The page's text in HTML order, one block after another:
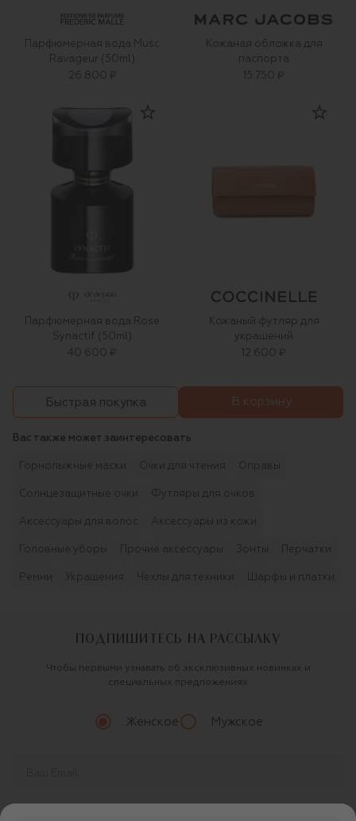
Парфюмерная вода Musc
Ravageur (50ml)
26 800 ₽
Кожаная обложка для
паспорта
15 750 ₽
Парфюмерная вода Rose
Synactif (50ml)
40 600 ₽
Кожаный футляр для
украшений
12 600 ₽
Быстрая покупка В корзину
Вас также может заинтересовать
Горнолыжные маски Очки для чтения Оправы
Солнцезащитные очки Футляры для очков
Аксессуары для волос Аксессуары из кожи
Головные уборы Прочие аксессуары Зонты Перчатки
Ремни Украшения Чехлы для техники Шарфы и платки
ПОДПИШИТЕСЬ НА РАССЫЛКУ
Чтобы первыми узнавать об эксклюзивных новинках и
специальных предложениях
Женское Мужское